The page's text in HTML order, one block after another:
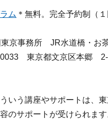
ム ＊無料。完全予約制（１
東京事務所 JR水道橋・お
東京都文京区本郷
いう講座やサポートは、
のサポートが受けられま